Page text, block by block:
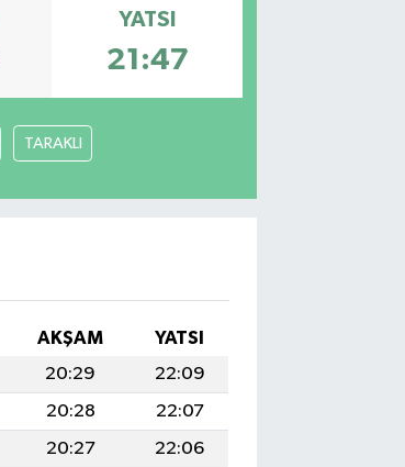
YATSI
21:47
TARAKLI
AKŞAM
YATSI
20:29
22:09
20:28
22:07
20:27
22:06